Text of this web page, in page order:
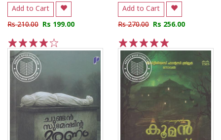
Add to Cart
Rs 210.00 Rs 199.00
5
4
3
2
1
Add to Cart
Rs 270.00 Rs 256.00
5
4
3
2
1